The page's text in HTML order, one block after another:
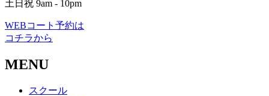
土日祝 9am - 10pm
WEBコート予約は
コチラから
MENU
スクール